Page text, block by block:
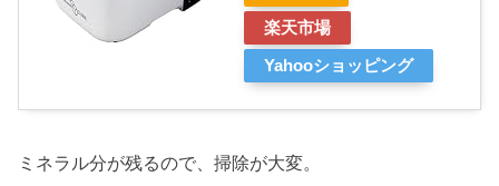
楽天市場
Yahooショッピング
ミネラル分が残るので、掃除が大変。